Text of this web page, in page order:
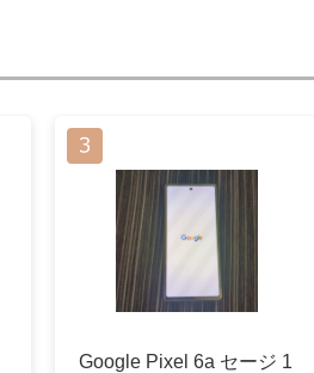
Google Pixel 6a セージ 1